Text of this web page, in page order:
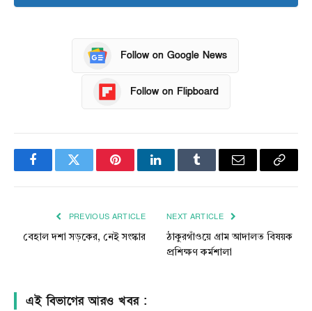
Follow on Google News
Follow on Flipboard
FacebookTwitter PinterestLinkedInTumblr Email
Copy
PREVIOUS ARTICLE
বেহাল দশা সড়কের, নেই সংস্কার
NEXT ARTICLE
ঠাকুরগাঁওয়ে গ্রাম আদালত বিষয়ক
প্রশিক্ষণ কর্মশালা
এই বিভাগের আরও খবর :